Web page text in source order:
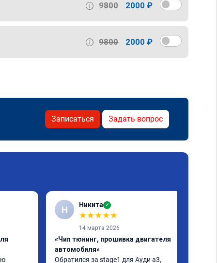
9800 2000 ₽
9800 2000 ₽
Записаться Задать вопрос
Н Никита ✓
★★★★★
14 марта 2026
«Чип тюнинг, прошивка двигателя
автомобиля»
Обратился за stage1 для Ауди а3,